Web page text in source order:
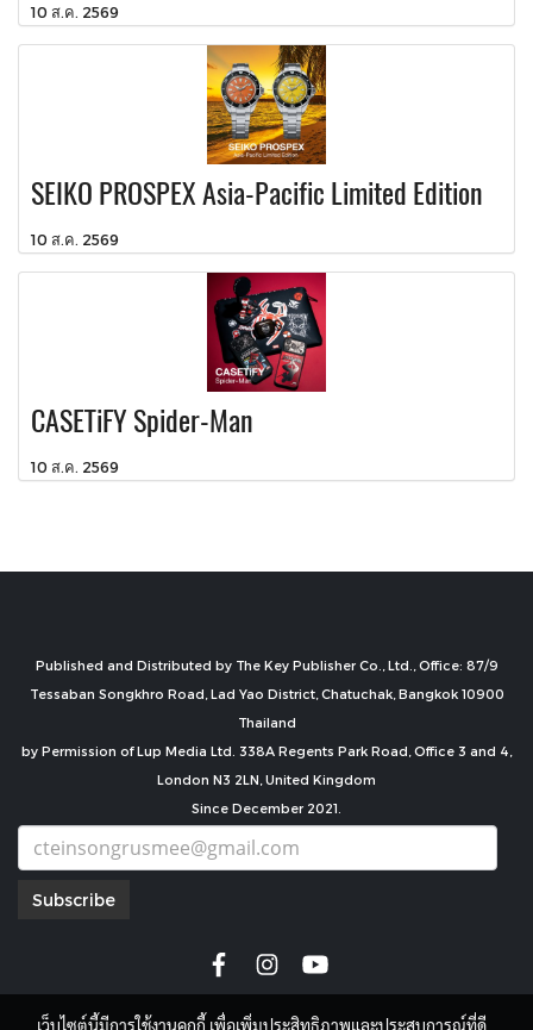
10 ส.ค. 2569
SEIKO PROSPEX Asia-Pacific Limited Edition
10 ส.ค. 2569
CASETiFY Spider-Man
10 ส.ค. 2569
Published and Distributed by The Key Publisher Co., Ltd., Office: 87/9
Tessaban Songkhro Road, Lad Yao District, Chatuchak, Bangkok 10900
Thailand
by Permission of Lup Media Ltd. 338A Regents Park Road, Office 3 and 4,
London N3 2LN, United Kingdom
Since December 2021.
Subscribe
เว็บไซต์นี้มีการใช้งานคุกกี้ เพื่อเพิ่มประสิทธิภาพและประสบการณ์ที่ดี